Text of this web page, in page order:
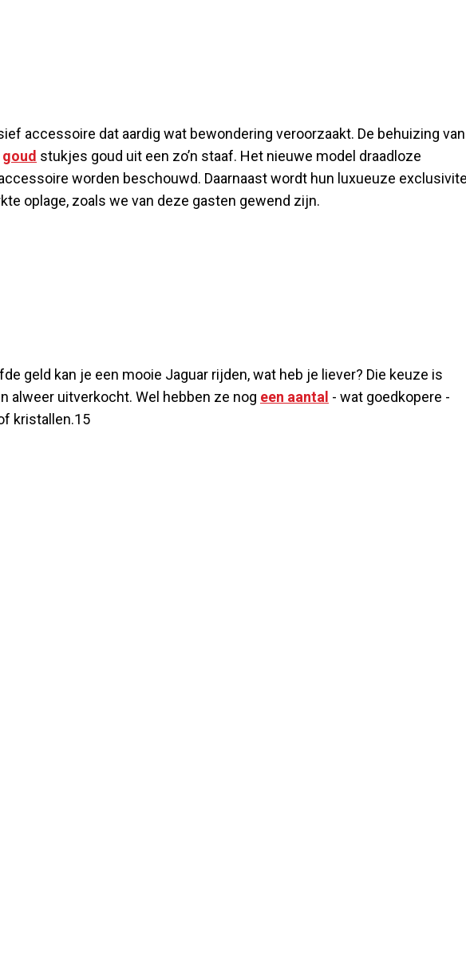
accessoire dat aardig wat bewondering veroorzaakt. De behuizing van
goud stukjes goud uit een zo’n staaf. Het nieuwe model draadloze
worden beschouwd. Daarnaast wordt hun luxueuze
oplage, zoals we van deze gasten gewend zijn.
geld kan je een mooie Jaguar rijden, wat heb je liever? Die keuze is
alweer uitverkocht. Wel hebben ze nog een aantal - wat goedkopere -
kristallen.15